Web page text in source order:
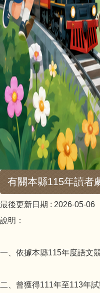
有關本縣115年讀者
最後更新日期 : 2026-05-06
說明：
一、依據本縣115年度語文
二、曾獲得111年至113年